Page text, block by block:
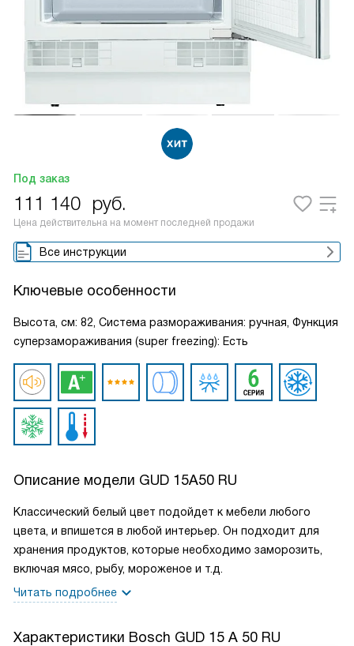
Под заказ
111 140 руб.
Цена действительна на момент последней продажи
Все инструкции
Ключевые особенности
Высота, см: 82, Система размораживания: ручная, Функция
суперзамораживания (super freezing): Есть
Описание модели GUD 15A50 RU
Классический белый цвет подойдет к мебели любого
цвета, и впишется в любой интерьер. Он подходит для
хранения продуктов, которые необходимо заморозить,
включая мясо, рыбу, мороженое и т.д.
Читать подробнее
Характеристики Bosch GUD 15 A 50 RU